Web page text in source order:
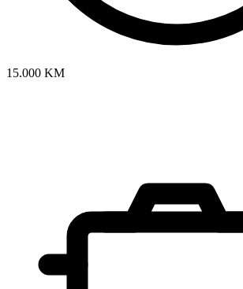
15.000 KM